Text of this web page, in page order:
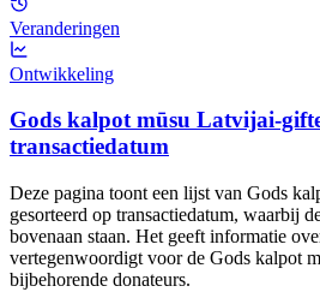
Veranderingen
Ontwikkeling
Gods kalpot mūsu Latvijai-
transactiedatum
Deze pagina toont een lijst van Gods
gesorteerd op transactiedatum, waarbij
bovenaan staan. Het geeft informatie
vertegenwoordigt voor de Gods kalpot
bijbehorende donateurs.